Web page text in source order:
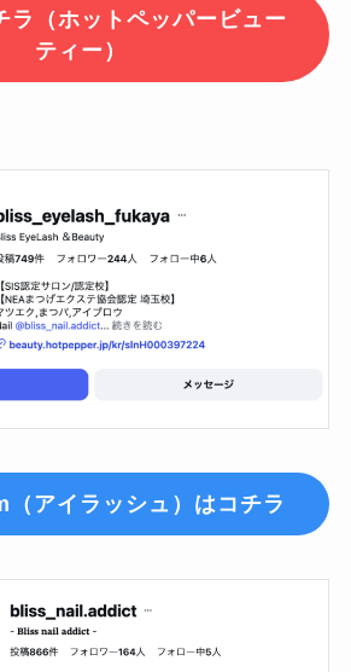
ラ（ホットペッパービュー
ティー）
アイラッシュ）はコチラ